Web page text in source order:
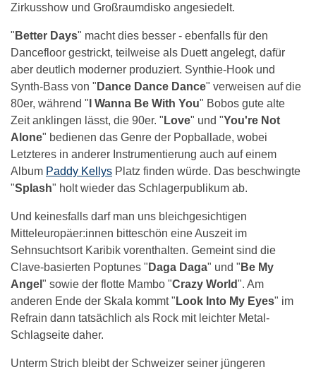
Zirkusshow und Großraumdisko angesiedelt.
" Better Days" macht dies besser - ebenfalls für den
Dancefloor gestrickt, teilweise als Duett angelegt, dafür
aber deutlich moderner produziert. Synthie-Hook und
Synth-Bass von " Dance Dance Dance" verweisen auf die
80er, während " I Wanna Be With You" Bobos gute alte
Zeit anklingen lässt, die 90er. " Love" und "You're Not
Alone" bedienen das Genre der Popballade, wobei
Letzteres in anderer Instrumentierung auch auf einem
Album Paddy Kellys Platz finden würde. Das beschwingte
"Splash" holt wieder das Schlagerpublikum ab.
Und keinesfalls darf man uns bleichgesichtigen
Mitteleuropäer:innen bitteschön eine Auszeit im
Sehnsuchtsort Karibik vorenthalten. Gemeint sind die
Clave-basierten Poptunes " Daga Daga" und " Be My
Angel " sowie der flotte Mambo "Crazy World". Am
anderen Ende der Skala kommt " Look Into My Eyes" im
Refrain dann tatsächlich als Rock mit leichter Metal-
Schlagseite daher.
Unterm Strich bleibt der Schweizer seiner jüngeren